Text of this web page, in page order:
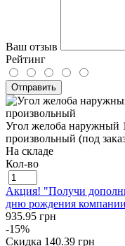
Ваш отзыв
Рейтинг
Отправить
Угол желоба наружный
произвольный (под
На складе
Кол-во
Акция! "Получи
дню рождения
935.95 грн
-15%
Скидка 140.39 грн